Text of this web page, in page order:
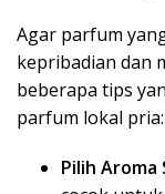
Agar parfum
kepribadian dan
beberapa tips
parfum lokal pria:
Pilih